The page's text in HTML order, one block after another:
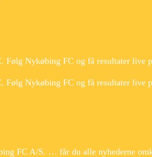
Følg Nykøbing FC og få resultater live
Følg Nykøbing FC og få resultater live
FC A/S. … får du alle nyhederne